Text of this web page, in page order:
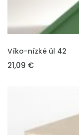
VLOŽIT DO KOŠÍKU
Víko-nízké úl 42
21,09 €